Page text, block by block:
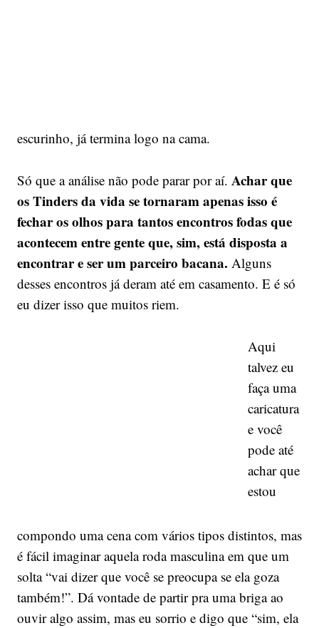
escurinho, já termina logo na cama.
Só que a análise não pode parar por aí. Achar que
os Tinders da vida se tornaram apenas isso é
fechar os olhos para tantos encontros fodas que
acontecem entre gente que, sim, está disposta a
encontrar e ser um parceiro bacana. Alguns
desses encontros já deram até em casamento. E é só
eu dizer isso que muitos riem.
Aqui
talvez eu
faça uma
caricatura
e você
pode até
achar que
estou
compondo uma cena com vários tipos distintos, mas
é fácil imaginar aquela roda masculina em que um
solta “vai dizer que você se preocupa se ela goza
também!”. Dá vontade de partir pra uma briga ao
ouvir algo assim, mas eu sorrio e digo que “sim, ela